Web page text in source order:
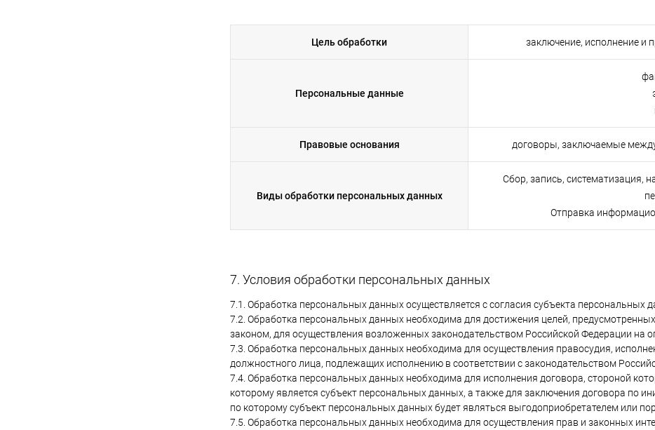
Цель обработки заключение, исполнение и
Персональные данные
Правовые основания договоры, заключаемые
Виды обработки персональных данных
Сбор, запись, систематизация,
Отправка
7. Условия обработки персональных данных
7.1. Обработка персональных данных осуществляется с согласия субъекта персональных
7.2. Обработка персональных данных необходима для достижения целей,
законом, для осуществления возложенных законодательством Российской Федерации на
7.3. Обработка персональных данных необходима для осуществления правосудия,
должностного лица, подлежащих исполнению в соответствии с законодательством
7.4. Обработка персональных данных необходима для исполнения договора, стороной
которому является субъект персональных данных, а также для заключения договора по
по которому субъект персональных данных будет являться выгодоприобретателем или
7.5. Обработка персональных данных необходима для осуществления прав и законных